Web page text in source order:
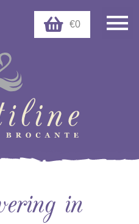
€0
in